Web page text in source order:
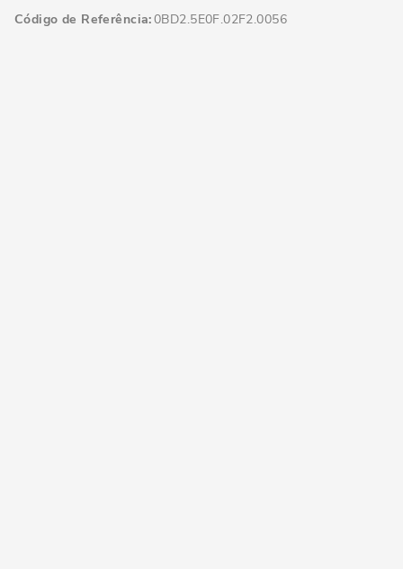
Código de Referência 0BD2.5E0F.02F2.0056